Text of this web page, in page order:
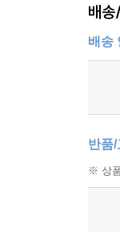
배
배송
반품/
※ 상